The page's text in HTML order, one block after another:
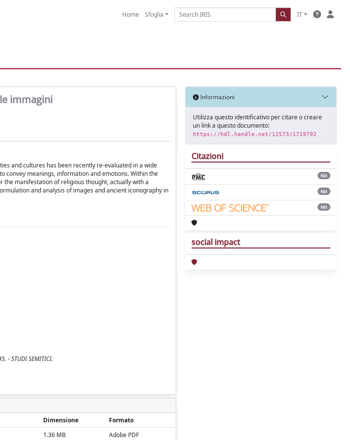
Home Sfoglia IT
immagini
and cultures has been recently re-evaluated in a wide
convey meanings, information and emotions. Within the
the manifestation of religious thought, actually with a
and analysis of images and ancient iconography in
- STUDI SEMITICI.
Dimensione
Formato
1.36 MB Adobe PDF
Informazioni
Utilizza questo identificativo per citare o creare
un link a questo documento:
https://hdl.handle.net/11573/1719792
Citazioni
ND
ND
ND
social impact